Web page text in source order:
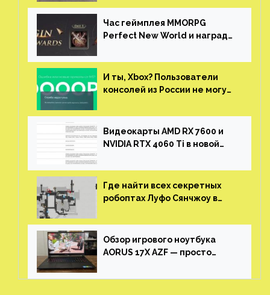
китайской таможни
Час геймплея MMORPG
Perfect New World и награды
И ты, Xbox? Пользователи
консолей из России не могут
Видеокарты AMD RX 7600 и
NVIDIA RTX 4060 Ti в новой
Где найти всех секретных
робоптах Луфо Сянчжоу в
Обзор игрового ноутбука
AORUS 17X AZF — просто